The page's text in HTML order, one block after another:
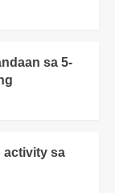
sa 5-
activity sa